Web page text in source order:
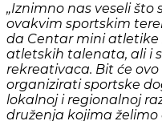
„Iznimno nas veseli
ovakvim sportskim
da Centar mini atletike
atletskih talenata, ali i
rekreativaca. Bit će
organizirati sportske
lokalnoj i regionalnoj
druženja kojima